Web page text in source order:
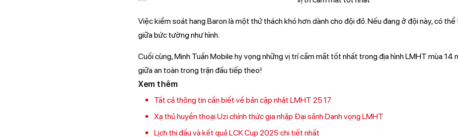
Việc kiểm soát hang Baron là một thử thách khó hơn dành cho đội đỏ. Nếu đang ở đội này, có
giữa bức tường như hình.
Cuối cùng, Minh Tuấn Mobile hy vọng những vị trí cắm mắt tốt nhất trong địa hình LMHT mùa 14
giữa an toàn trong trận đấu tiếp theo!
Xem thêm
Tất cả thông tin cần biết về bản cập nhật LMHT 25.17
Xạ thủ huyền thoại Uzi chính thức gia nhập Đại sảnh Danh vọng LMHT
Lịch thi đấu và kết quả LCK Cup 2025 chi tiết nhất